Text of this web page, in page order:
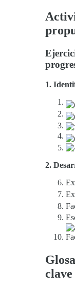
1.
2.
clave